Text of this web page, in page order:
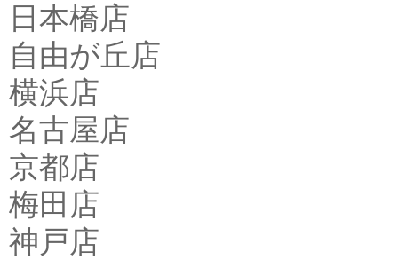
日本橋店
自由が丘店
横浜店
名古屋店
京都店
梅田店
神戸店